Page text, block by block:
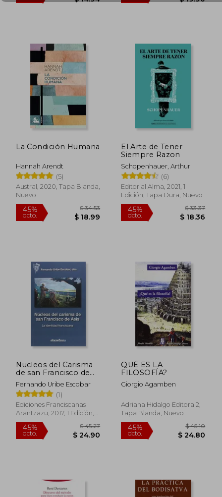
45% $ 37.10 45%
La Condición Humana
Hannah Arendt
(5)
Austral, 2020, Tapa Blanda,
Nuevo
El Arte de Tener
Siempre Razon
Schopenhauer, Arthur
(6)
Editorial Alma, 2021, 1
Edición, Tapa Dura, Nuevo
Nucleos del Carisma
de san Francisco de
Asis
Fernando Uribe Escobar
(1)
Ediciones Franciscanas
Arantzazu, 2017, 1 Edición,
Tapa Blanda, Nuevo
QUÉ ES LA
FILOSOFÍA?
Giorgio Agamben
Adriana Hidalgo Editora 2,
Tapa Blanda, Nuevo